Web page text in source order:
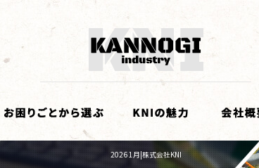
2026 1月|株式会社KNI